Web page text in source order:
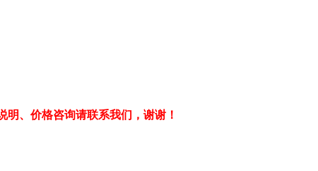
、价格咨询请联系我们，谢谢！